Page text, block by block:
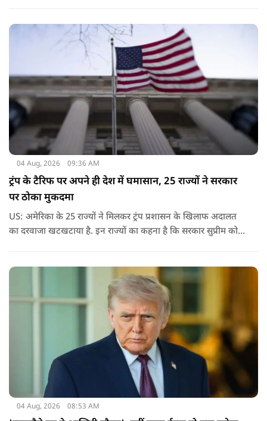
04 Aug, 2026 09:36 AM
ट्रंप के टैरिफ पर अपने ही देश में घमासान, 25 राज्यों ने सरकार
पर ठोका मुकदमा
US: अमेरिका के 25 राज्यों ने मिलकर ट्रंप प्रशासन के खिलाफ अदालत
का दरवाजा खटखटाया है. इन राज्यों का कहना है कि सरकार सुप्रीम कोर्ट
04 Aug, 2026 08:53 AM